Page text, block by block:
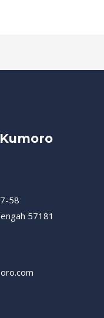
58
57181